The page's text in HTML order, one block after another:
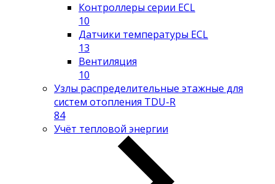
Контроллеры серии ECL
10
Датчики температуры ECL
13
Вентиляция
10
Узлы распределительные этажные для
систем отопления TDU-R
84
Учёт тепловой энергии